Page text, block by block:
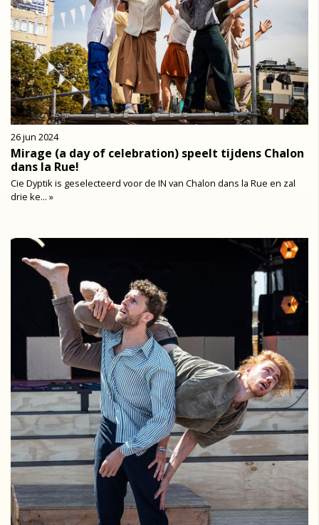
26 jun 2024
Mirage (a day of celebration) speelt tijdens Chalon
dans la Rue!
Cie Dyptik is geselecteerd voor de IN van Chalon dans la Rue en zal
drie ke... »